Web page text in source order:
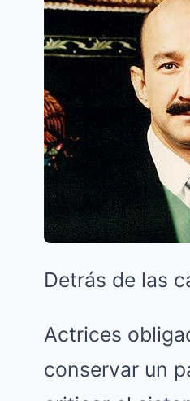
Detrás de las
Actrices
conservar un